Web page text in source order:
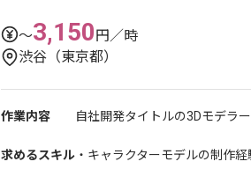
〜3,150円／時
渋谷（東京都）
作業内容 自社開発タイトルの3Dモデラ
求めるスキル ・キャラクターモデルの制作